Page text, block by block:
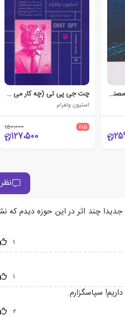
حقوق بین‌الملل و هوش مصنوعی چت جی پی تی (چه کار می کند و چرا کارآمد است؟)
استیون ولفرام
٪15 150،000
127،500
چند اثر در این حوزه دیدم که
1
1
سپاسگزارم.
2